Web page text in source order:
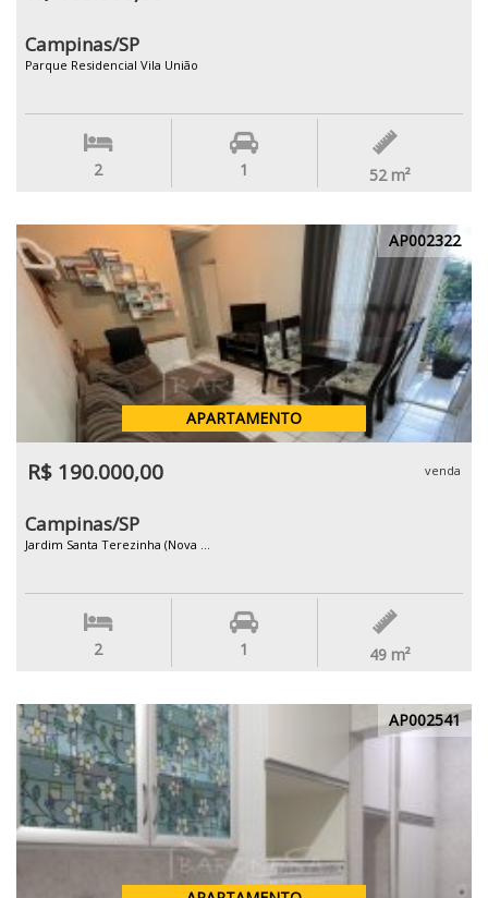
Campinas/SP
Parque Residencial Vila União
2 1 52 m²
AP002322
APARTAMENTO
R$ 190.000,00 venda
Campinas/SP
Jardim Santa Terezinha (Nova ...
2 1 49 m²
AP002541